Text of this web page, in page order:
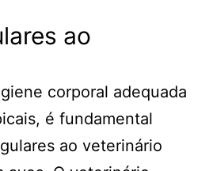
ao
corporal adequada
é fundamental
ao veterinário